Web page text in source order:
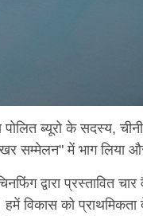
ब्यूरो के सदस्य,
सम्मेलन" में भाग लिया और
द्वारा प्रस्तावित
विकास को